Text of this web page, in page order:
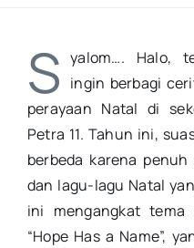
S yalom…. Halo,
ingin berbagi
perayaan Natal di
Petra 11. Tahun ini,
berbeda karena
dan lagu-lagu Natal
ini mengangkat
“Hope Has a Name”,